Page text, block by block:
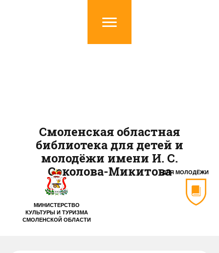
МИНИСТЕРСТВО
КУЛЬТУРЫ И ТУРИЗМА
СМОЛЕНСКОЙ ОБЛАСТИ
ДЛЯ МОЛОДЁЖИ
Смоленская областная
библиотека для детей и
молодёжи имени И. С.
Соколова-Микитова